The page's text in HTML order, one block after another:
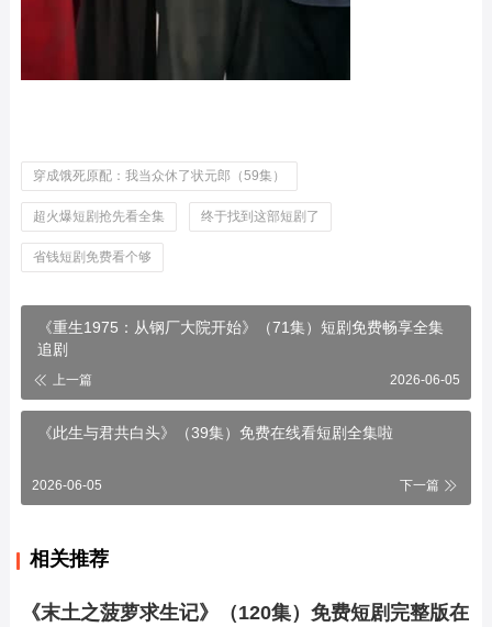
穿成饿死原配：我当众休了状元郎（59集）
超火爆短剧抢先看全集 终于找到这部短剧了
省钱短剧免费看个够
《重生1975：从钢厂大院开始》（71集）短剧免费畅享全集
追剧
上一篇 2026-06-05
《此生与君共白头》（39集）免费在线看短剧全集啦
2026-06-05 下一篇
相关推荐
《末土之菠萝求生记》（120集）免费短剧完整版在